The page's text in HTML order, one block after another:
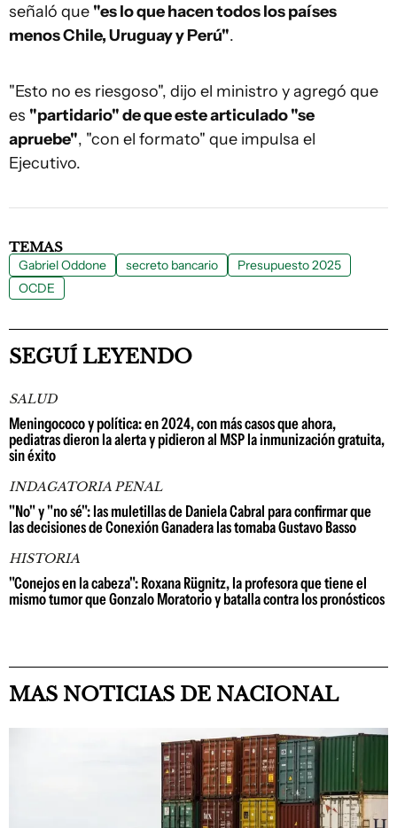
señaló que "es lo que hacen todos los países
menos Chile, Uruguay y Perú".
"Esto no es riesgoso", dijo el ministro y agregó que
es "partidario" de que este articulado "se
apruebe", "con el formato" que impulsa el
Ejecutivo.
TEMAS
Gabriel Oddone secreto bancario
Presupuesto 2025
OCDE
SEGUÍ LEYENDO
SALUD
Meningococo y política: en 2024, con más casos que ahora,
pediatras dieron la alerta y pidieron al MSP la inmunización gratuita,
sin éxito
INDAGATORIA PENAL
"No" y "no sé": las muletillas de Daniela Cabral para confirmar que
las decisiones de Conexión Ganadera las tomaba Gustavo Basso
HISTORIA
"Conejos en la cabeza": Roxana Rügnitz, la profesora que tiene el
mismo tumor que Gonzalo Moratorio y batalla contra los pronósticos
MAS NOTICIAS DE NACIONAL